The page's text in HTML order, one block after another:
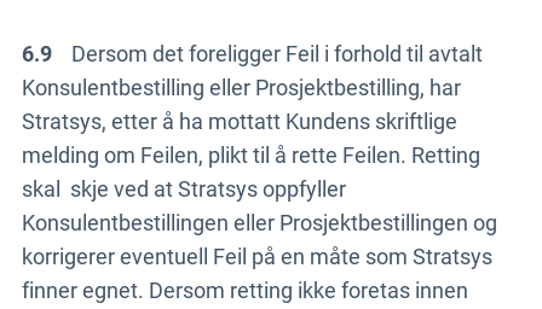
6.9
Dersom det foreligger Feil i forhold til avtalt
Konsulentbestilling eller Prosjektbestilling, har
Stratsys, etter å ha mottatt Kundens skriftlige
melding om Feilen, plikt til å rette Feilen. Retting
skal skje ved at Stratsys oppfyller
Konsulentbestillingen eller Prosjektbestillingen og
korrigerer eventuell Feil på en måte som Stratsys
finner egnet. Dersom retting ikke foretas innen